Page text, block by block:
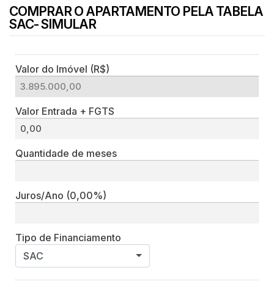
COMPRAR O APARTAMENTO PELA TABELA
SAC- SIMULAR
Valor do Imóvel (R$)
Valor Entrada + FGTS
Quantidade de meses
Juros/Ano (0,00%)
Tipo de Financiamento
SAC